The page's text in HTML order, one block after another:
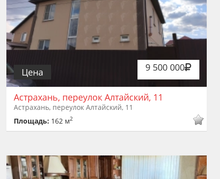
9 500 000
Цена
Астрахань, переулок Алтайский, 11
Астрахань, переулок Алтайский, 11
Площадь: 162 м2